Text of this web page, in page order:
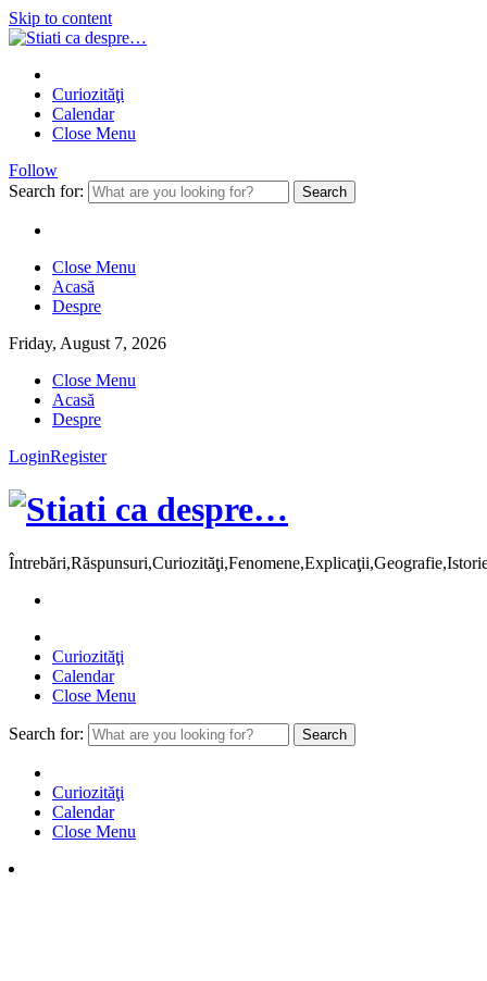
Skip to content
Curiozităţi
Calendar
Close Menu
Follow
Search for:
Close Menu
Acasă
Despre
Friday, August 7, 2026
Close Menu
Acasă
Despre
LoginRegister
Curiozităţi
Calendar
Close Menu
Search for:
Curiozităţi
Calendar
Close Menu